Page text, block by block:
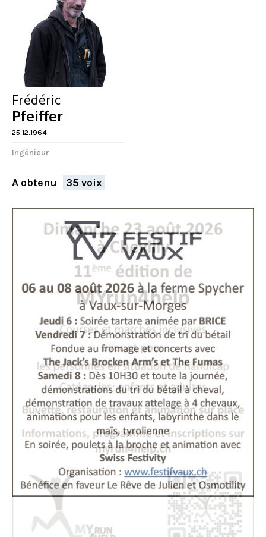
Frédéric
Pfeiffer
25.12.1964
Ingénieur
A obtenu 35 voix
FERMER